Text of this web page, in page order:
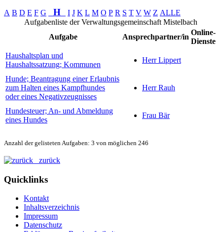
A B D E F G H I J K L M O P R S T V W Z ALLE
Aufgabenliste der Verwaltungsgemeinschaft Mistelbach
Aufgabe
Ansprechpartner/in
Online-
Dienste
Haushaltsplan und
Haushaltssatzung; Kommunen
Herr Lippert
Hunde; Beantragung einer Erlaubnis
zum Halten eines Kampfhundes
oder eines Negativzeugnisses
Herr Rauh
Hundesteuer; An- und Abmeldung
eines Hundes
Frau Bär
Anzahl der gelisteten Aufgaben: 3 von möglichen 246
zurück
Quicklinks
Kontakt
Inhaltsverzeichnis
Impressum
Datenschutz